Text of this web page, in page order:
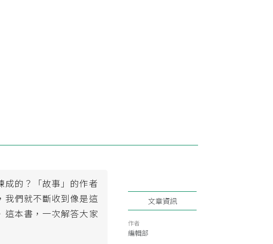
成的？「故事」的作者
我們就不斷收到像是這
這本書，一次解答大家
文章資訊
作者
編輯部